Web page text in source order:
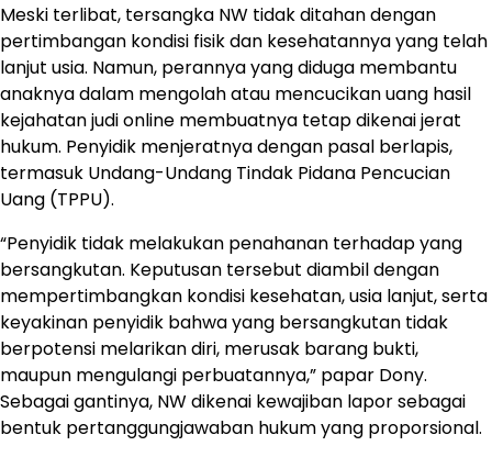
Meski terlibat, tersangka NW tidak ditahan dengan
pertimbangan kondisi fisik dan kesehatannya yang telah
lanjut usia. Namun, perannya yang diduga membantu
anaknya dalam mengolah atau mencucikan uang hasil
kejahatan judi online membuatnya tetap dikenai jerat
hukum. Penyidik menjeratnya dengan pasal berlapis,
termasuk Undang-Undang Tindak Pidana Pencucian
Uang (TPPU).
“Penyidik tidak melakukan penahanan terhadap yang
bersangkutan. Keputusan tersebut diambil dengan
mempertimbangkan kondisi kesehatan, usia lanjut, serta
keyakinan penyidik bahwa yang bersangkutan tidak
berpotensi melarikan diri, merusak barang bukti,
maupun mengulangi perbuatannya,” papar Dony.
Sebagai gantinya, NW dikenai kewajiban lapor sebagai
bentuk pertanggungjawaban hukum yang proporsional.